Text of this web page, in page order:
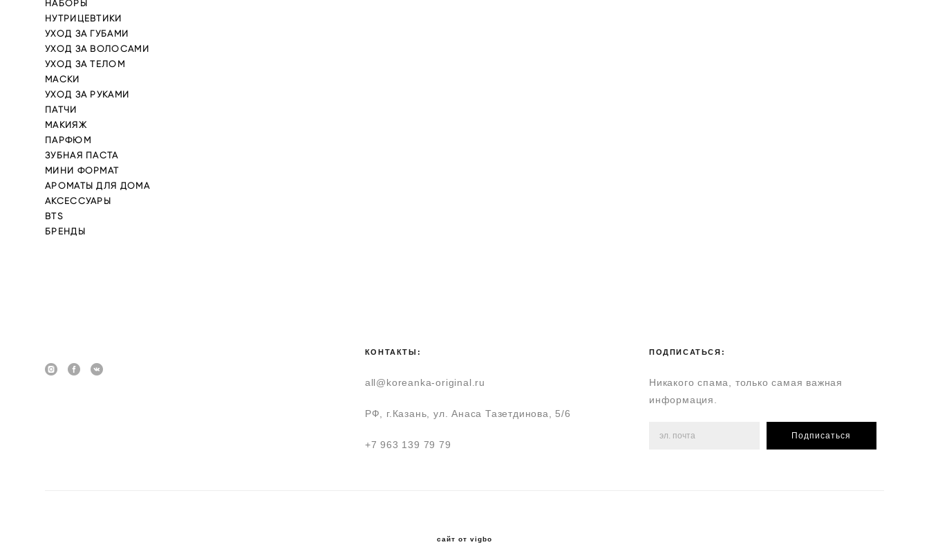
НАБОРЫ
НУТРИЦЕВТИКИ
УХОД ЗА ГУБАМИ
УХОД ЗА ВОЛОСАМИ
УХОД ЗА ТЕЛОМ
МАСКИ
УХОД ЗА РУКАМИ
ПАТЧИ
МАКИЯЖ
ПАРФЮМ
ЗУБНАЯ ПАСТА
МИНИ ФОРМАТ
АРОМАТЫ ДЛЯ ДОМА
АКСЕССУАРЫ
BTS
БРЕНДЫ
КОНТАКТЫ:
all@koreanka-original.ru
РФ, г.Казань, ул. Анаса Тазетдинова, 5/6
+7 963 139 79 79
ПОДПИСАТЬСЯ:
Никакого спама, только самая важная
информация.
Подписаться
сайт от vigbo